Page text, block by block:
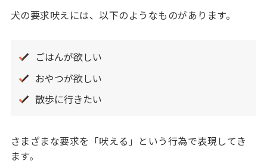
犬の要求吠えには、以下のようなものがあります。
ごはんが欲しい
おやつが欲しい
散歩に行きたい
さまざまな要求を「吠える」という行為で表現してき
ます。